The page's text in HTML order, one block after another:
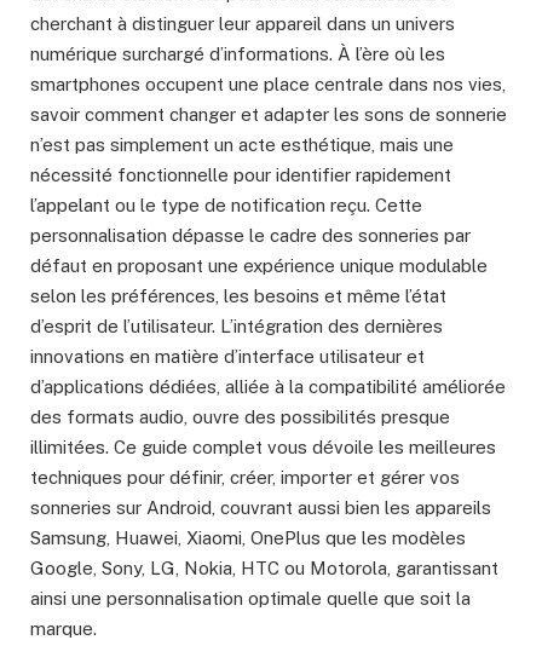
cherchant à distinguer leur appareil dans un univers
numérique surchargé d’informations. À l’ère où les
smartphones occupent une place centrale dans nos vies,
savoir comment changer et adapter les sons de sonnerie
n’est pas simplement un acte esthétique, mais une
nécessité fonctionnelle pour identifier rapidement
l’appelant ou le type de notification reçu. Cette
personnalisation dépasse le cadre des sonneries par
défaut en proposant une expérience unique modulable
selon les préférences, les besoins et même l’état
d’esprit de l’utilisateur. L’intégration des dernières
innovations en matière d’interface utilisateur et
d’applications dédiées, alliée à la compatibilité améliorée
des formats audio, ouvre des possibilités presque
illimitées. Ce guide complet vous dévoile les meilleures
techniques pour définir, créer, importer et gérer vos
sonneries sur Android, couvrant aussi bien les appareils
Samsung, Huawei, Xiaomi, OnePlus que les modèles
Google, Sony, LG, Nokia, HTC ou Motorola, garantissant
ainsi une personnalisation optimale quelle que soit la
marque.